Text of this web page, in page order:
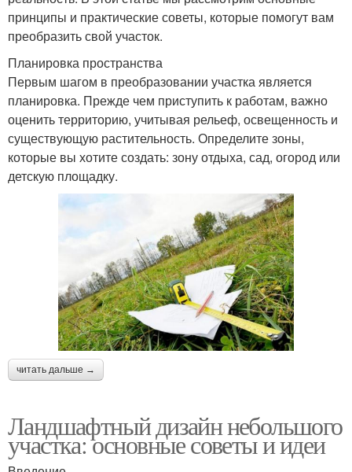
принципы и практические советы, которые помогут вам
преобразить свой участок.
Планировка пространства
Первым шагом в преобразовании участка является
планировка. Прежде чем приступить к работам, важно
оценить территорию, учитывая рельеф, освещенность и
существующую растительность. Определите зоны,
которые вы хотите создать: зону отдыха, сад, огород или
детскую площадку.
читать дальше →
Ландшафтный дизайн небольшого
участка: основные советы и идеи